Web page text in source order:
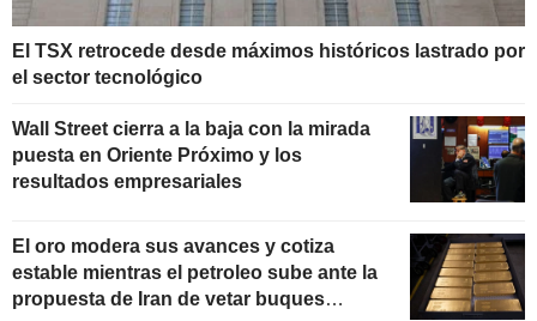
El TSX retrocede desde máximos históricos lastrado por
el sector tecnológico
Wall Street cierra a la baja con la mirada
puesta en Oriente Próximo y los
resultados empresariales
El oro modera sus avances y cotiza
estable mientras el petroleo sube ante la
propuesta de Iran de vetar buques